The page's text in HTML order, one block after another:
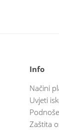
Info
Načini
Uvjeti
Zaštita